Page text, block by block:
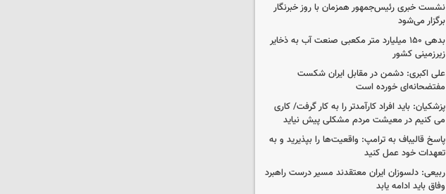
نشست خبری رئیس‌جمهور همزمان با روز خبرنگار
برگزار می‌شود
بدهی ۱۵۰ میلیارد متر مکعبی صنعت آب به ذخایر
زیرزمینی کشور
علی اکبری: دشمن در مقابل ایران شکست
مفتضحانه‌ای خورده است
پزشکیان: باید افراد کارآمدتر را به کار گرفت/ کاری
می کنیم در معیشت مردم مشکلی پیش نیاید
پاسخ قالیباف به ترامپ: واقعیت‌ها را بپذیرید و به
تعهدات خود عمل کنید
ربیعی: دلسوزان ایران معتقدند مسیر درست راهبرد
وفاق باید ادامه یابد